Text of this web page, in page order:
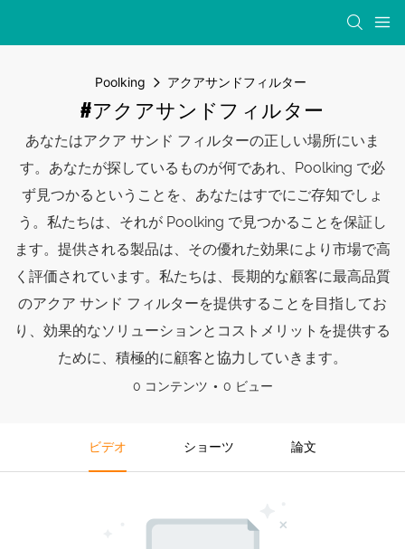
Poolking アクアサンドフィルター
#アクアサンドフィルター
あなたはアクア サンド フィルターの正しい場所にいま
す。あなたが探しているものが何であれ、Poolking で必
ず見つかるということを、あなたはすでにご存知でしょ
う。私たちは、それが Poolking で見つかることを保証し
ます。提供される製品は、その優れた効果により市場で高
く評価されています。私たちは、長期的な顧客に最高品質
のアクア サンド フィルターを提供することを目指してお
り、効果的なソリューションとコストメリットを提供する
ために、積極的に顧客と協力していきます。
0 コンテンツ 0 ビュー
ビデオ ショーツ 論文